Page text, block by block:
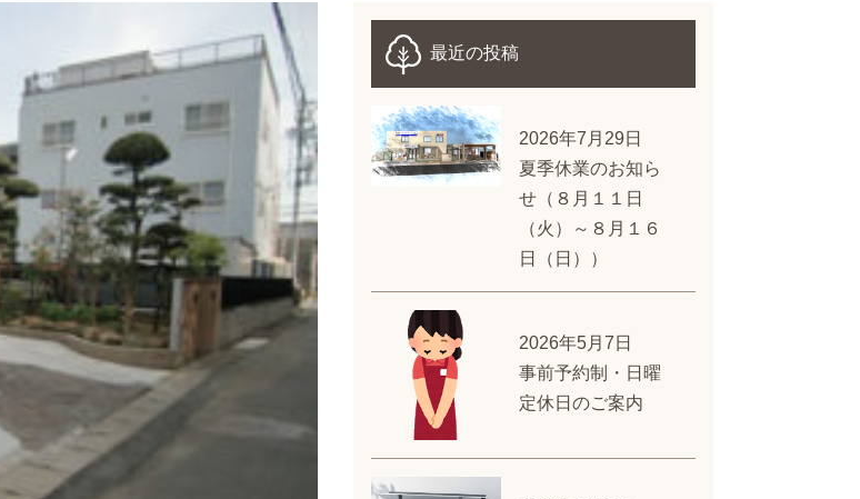
最近の投稿
2026年7月29日
夏季休業のお知ら
せ（８月１１日
（火）～８月１６
日（日））
2026年5月7日
事前予約制・日曜
定休日のご案内